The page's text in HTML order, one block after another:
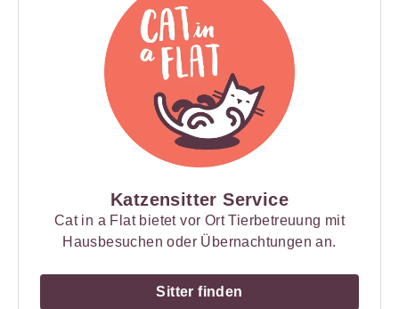
Katzensitter Service
Cat in a Flat bietet vor Ort Tierbetreuung mit
Hausbesuchen oder Übernachtungen an.
Sitter finden